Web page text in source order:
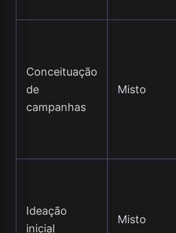
Conceituação
de
campanhas
Misto
Ideação
inicial
Misto